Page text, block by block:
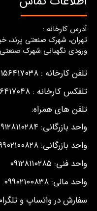
آدرس کارخانه :
تهران، شهرک صنعتی پرند،
ورودی نگهبانی شهرک
تلفن کارخانه : ۰۲۱۵۶۴۱۷۰۳۸
تلفکس کارخانه : ۰۲۱۵۶۴۱۷۰۴۸
تلفن های همراه:
واحد بازرگانی: ۰۹۱۲۸۱۱۰۲۸۴
واحد بازرگانی: ۰۹۹۰۲۱۰۰۸۲۸
واحد فنی: ۰۹۱۲۸۱۱۰۲۸۵
واحد مالی: ۰۹۹۰۲۱۰۰۸۳۸
سفارش در واتساپ و تلگرام :